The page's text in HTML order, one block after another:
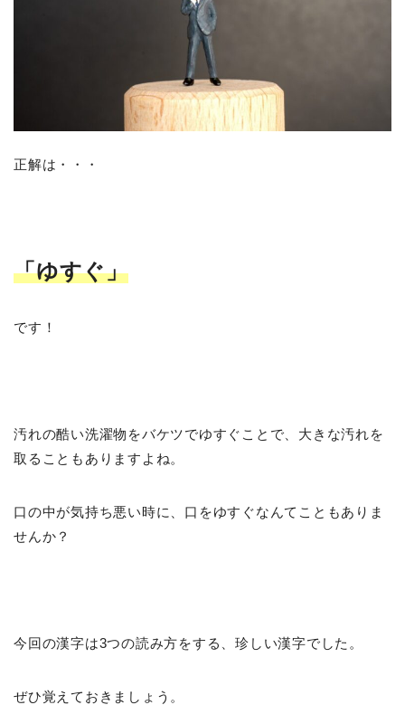
正解は・・・
「ゆすぐ」
です！
汚れの酷い洗濯物をバケツでゆすぐことで、大きな汚れを
取ることもありますよね。
口の中が気持ち悪い時に、口をゆすぐなんてこともありま
せんか？
今回の漢字は3つの読み方をする、珍しい漢字でした。
ぜひ覚えておきましょう。